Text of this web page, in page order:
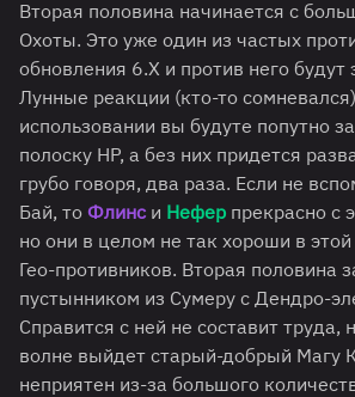
Вторая половина начинается с
Охоты. Это уже один из частых
обновления 6.Х и против него
Лунные реакции (кто-то
использовании вы будуте попутно
полоску HP, а без них придется
грубо говоря, два раза. Если не
Бай, то Флинс и Нефер прекрасно с
но они в целом не так хороши в
Гео-противников. Вторая половина
пустынником из Сумеру с Дендро-
Справится с ней не составит труда,
волне выйдет старый-добрый Магу
неприятен из-за большого